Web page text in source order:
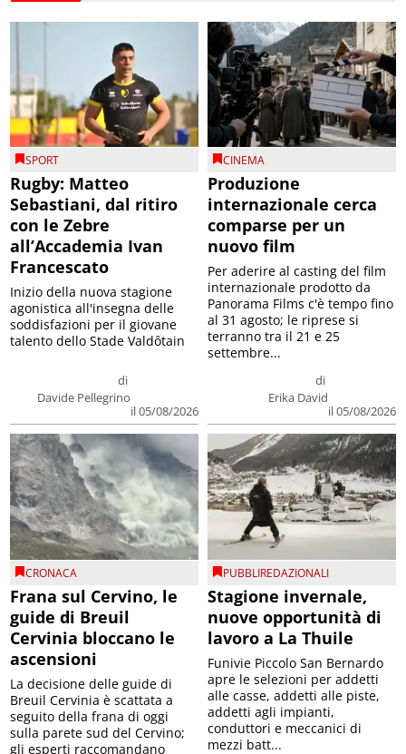
SPORT
Rugby: Matteo
Sebastiani, dal ritiro
con le Zebre
all’Accademia Ivan
Francescato
di
Davide Pellegrino
il 05/08/2026
Inizio della nuova stagione
agonistica all'insegna delle
soddisfazioni per il giovane
talento dello Stade Valdôtain
CINEMA
Produzione
internazionale cerca
comparse per un
nuovo film
di
Erika David
il 05/08/2026
Per aderire al casting del film
internazionale prodotto da
Panorama Films c'è tempo fino
al 31 agosto; le riprese si
terranno tra il 21 e 25
settembre...
CRONACA
Frana sul Cervino, le
guide di Breuil
Cervinia bloccano le
ascensioni
La decisione delle guide di
Breuil Cervinia è scattata a
seguito della frana di oggi
sulla parete sud del Cervino;
gli esperti raccomandano
PUBBLIREDAZIONALI
Stagione invernale,
nuove opportunità di
lavoro a La Thuile
Funivie Piccolo San Bernardo
apre le selezioni per addetti
alle casse, addetti alle piste,
addetti agli impianti,
conduttori e meccanici di
mezzi batt...